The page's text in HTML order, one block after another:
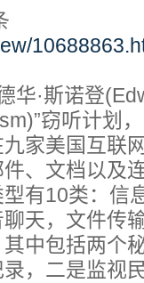
·斯诺登
窃听计划
家美国互联
、文档以及
有10类：信
天，文件传
中包括两个
，二是监视